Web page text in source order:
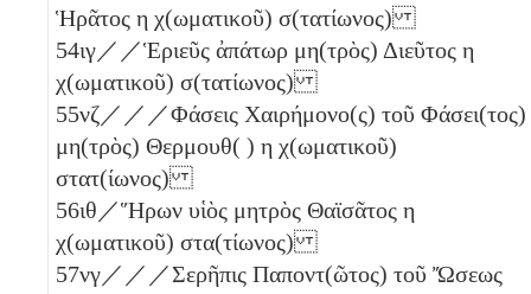
Ἡρᾶτος η χ(ωματικοῦ) σ(τατίωνος)
54ιγ／／Ἑριεῦς ἀπάτωρ μη(τρὸς) Διεῦτος η
χ(ωματικοῦ) σ(τατίωνος)
55νζ／／／Φάσεις Χαιρήμονο(ς) τοῦ Φάσει(τος)
μη(τρὸς) Θερμουθ( ) η χ(ωματικοῦ)
στατ(ίωνος)
56ιθ ／Ἥρων υἱὸς μητρὸς Θαϊσᾶτος η
χ(ωματικοῦ) στα(τίωνος)
57νγ／／／Σερῆπις Παποντ(ῶτος) τοῦ Ὤσεως